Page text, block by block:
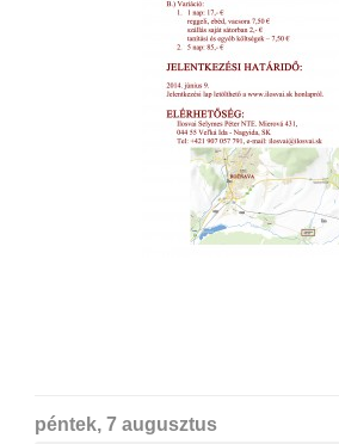
péntek, 7 augusztus